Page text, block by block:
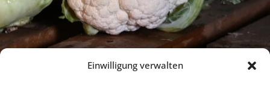
Einwilligung verwalten